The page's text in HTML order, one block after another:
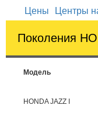
Цены Центры
Поколения
Модель
HONDA JAZZ I